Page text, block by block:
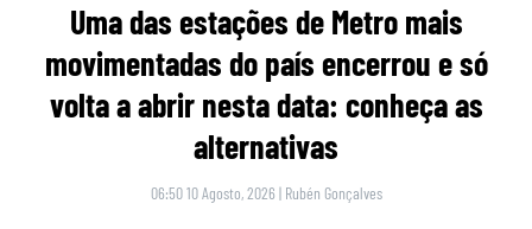
Uma das estações de Metro mais
movimentadas do país encerrou e só
volta a abrir nesta data: conheça as
alternativas
06:50 10 Agosto, 2026 | Rubén Gonçalves